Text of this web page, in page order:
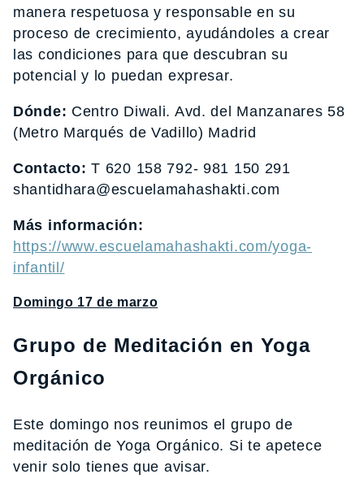
manera respetuosa y responsable en su
proceso de crecimiento, ayudándoles a crear
las condiciones para que descubran su
potencial y lo puedan expresar.
Dónde: Centro Diwali. Avd. del Manzanares 58
(Metro Marqués de Vadillo) Madrid
Contacto: T 620 158 792- 981 150 291
shantidhara@escuelamahashakti.com
Más información:
https://www.escuelamahashakti.com/yoga-
infantil/
Domingo 17 de marzo
Grupo de Meditación en Yoga
Orgánico
Este domingo nos reunimos el grupo de
meditación de Yoga Orgánico. Si te apetece
venir solo tienes que avisar.